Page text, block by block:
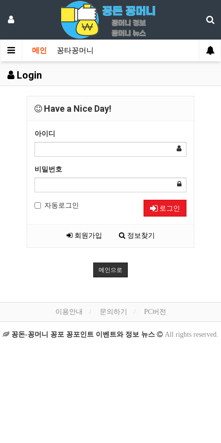
메인 꽁타꽁머니
Login
Have a Nice Day!
아이디
비밀번호
자동로그인 로그인
회원가입 정보찾기
메인으로
이용안내 문의하기 PC버전
꽁돈-꽁머니 꽁포 꽁포인트 이벤트와 정보 뉴스 All rights reserved.